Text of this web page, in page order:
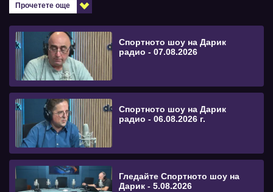
Прочетете още
Спортното шоу на Дарик
радио - 07.08.2026
Спортното шоу на Дарик
радио - 06.08.2026 г.
Гледайте Спортното шоу на
Дарик - 5.08.2026